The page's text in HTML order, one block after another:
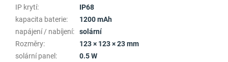
IP krytí:
IP68
kapacita baterie:
1200 mAh
napájení / nabíjení:
solární
Rozměry:
123 × 123 × 23 mm
solární panel : 0.5 W